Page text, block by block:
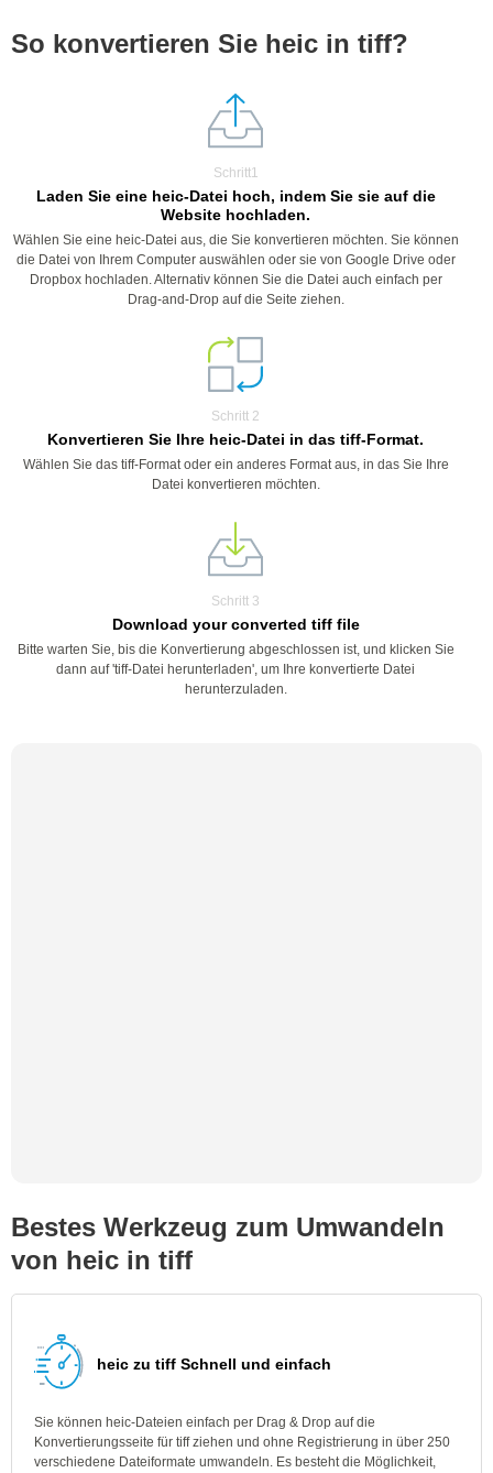
So konvertieren Sie heic in tiff?
Schritt1
Laden Sie eine heic-Datei hoch, indem Sie sie auf die
Website hochladen.
Wählen Sie eine heic-Datei aus, die Sie konvertieren möchten. Sie können
die Datei von Ihrem Computer auswählen oder sie von Google Drive oder
Dropbox hochladen. Alternativ können Sie die Datei auch einfach per
Drag-and-Drop auf die Seite ziehen.
Schritt 2
Konvertieren Sie Ihre heic-Datei in das tiff-Format.
Wählen Sie das tiff-Format oder ein anderes Format aus, in das Sie Ihre
Datei konvertieren möchten.
Schritt 3
Download your converted tiff file
Bitte warten Sie, bis die Konvertierung abgeschlossen ist, und klicken Sie
dann auf 'tiff-Datei herunterladen', um Ihre konvertierte Datei
herunterzuladen.
Bestes Werkzeug zum Umwandeln
von heic in tiff
heic zu tiff Schnell und einfach
Sie können heic-Dateien einfach per Drag & Drop auf die
Konvertierungsseite für tiff ziehen und ohne Registrierung in über 250
verschiedene Dateiformate umwandeln. Es besteht die Möglichkeit,